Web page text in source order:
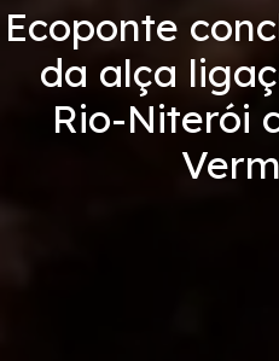
Condições da Via
Revistas
Ecoponte
da alça
Rio-Niterói